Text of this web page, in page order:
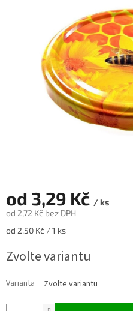
hvězdiček.
od 3,29 Kč / ks
od 2,72 Kč bez DPH
Měrná
od 2,50 Kč / 1 ks
Zvolte variantu
Varianta